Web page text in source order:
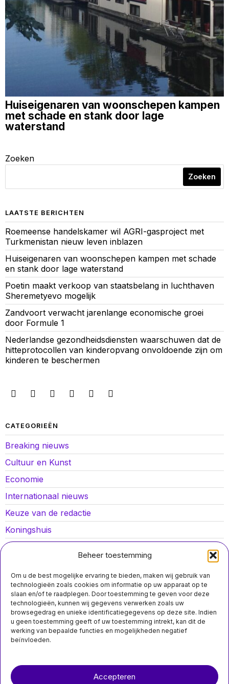
Beheer toestemming
Om u de best mogelijke ervaring te bieden, maken wij gebruik van
technologieën zoals cookies om informatie op uw apparaat op te
slaan en/of te raadplegen. Door toestemming te geven voor deze
technologieën, kunnen wij gegevens verwerken zoals uw
browsegedrag en unieke identificatiegegevens op deze site. Indien
u geen toestemming geeft of uw toestemming intrekt, kan dit de
werking van bepaalde functies en mogelijkheden negatief
beïnvloeden.
Accepteren
Huiseigenaren van woonschepen kampen
met schade en stank door lage
waterstand
Zoeken
Zoeken
LAATSTE BERICHTEN
Roemeense handelskamer wil AGRI-gasproject met
Turkmenistan nieuw leven inblazen
Huiseigenaren van woonschepen kampen met schade
en stank door lage waterstand
Poetin maakt verkoop van staatsbelang in luchthaven
Sheremetyevo mogelijk
Zandvoort verwacht jarenlange economische groei
door Formule 1
Nederlandse gezondheidsdiensten waarschuwen dat de
hitteprotocollen van kinderopvang onvoldoende zijn om
kinderen te beschermen
CATEGORIEËN
Breaking nieuws
Cultuur en Kunst
Economie
Internationaal nieuws
Keuze van de redactie
Koningshuis
Lokaal nieuws
Opinies
Politiek
Sport
nieuwsimpuls.online